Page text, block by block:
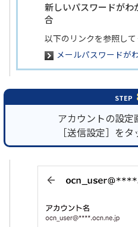
新しいパスワードがわ
合
以下のリンクを参照して
メールパスワードが
STEP
アカウントの設定
［送信設定］をタ